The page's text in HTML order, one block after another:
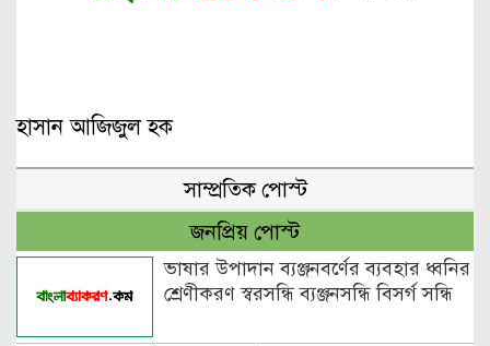
হাসান আজিজুল হক
সাম্প্রতিক পোস্ট
জনপ্রিয় পোস্ট
ভাষার উপাদান ব্যঞ্জনবর্ণের ব্যবহার ধ্বনির
শ্রেণীকরণ স্বরসন্ধি ব্যঞ্জনসন্ধি বিসর্গ সন্ধি